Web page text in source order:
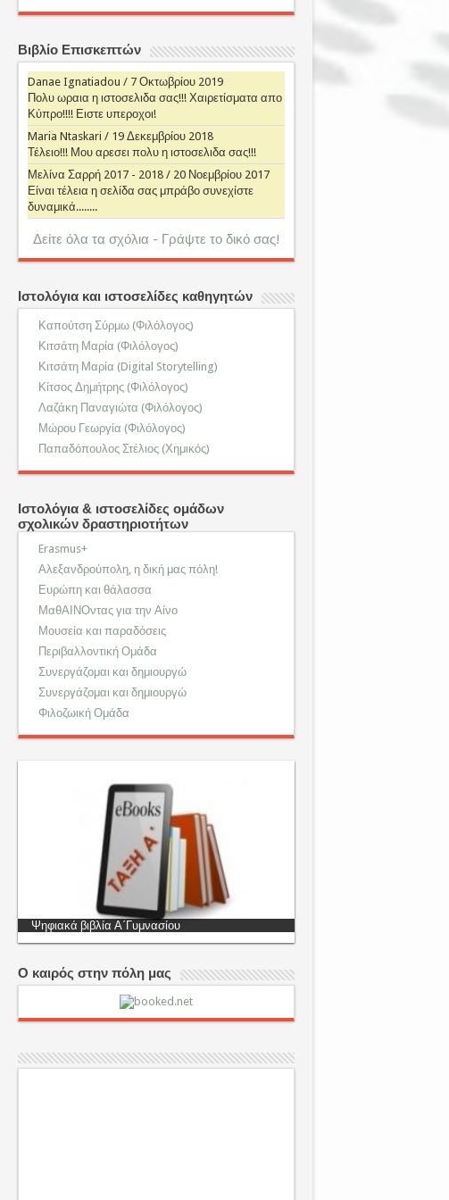
Βιβλίο Επισκεπτών
Danae Ignatiadou / 7 Οκτωβρίου 2019
Πολυ ωραια η ιστοσελιδα σας!!! Χαιρετίσματα απο
Κύπρο!!!! Ειστε υπεροχοι!
Maria Ntaskari / 19 Δεκεμβρίου 2018
Τέλειο!!! Μου αρεσει πολυ η ιστοσελιδα σας!!!
Μελίνα Σαρρή 2017 - 2018/ 20 Νοεμβρίου 2017
Είναι τέλεια η σελίδα σας μπράβο συνεχίστε
δυναμικά........
Δείτε όλα τα σχόλια - Γράψτε το δικό σας!
Ιστολόγια και ιστοσελίδες καθηγητών
Καπούτση Σύρμω (Φιλόλογος)
Κιτσάτη Μαρία (Φιλόλογος)
Κιτσάτη Μαρία (Digital Storytelling)
Κίτσος Δημήτρης (Φιλόλογος)
Λαζάκη Παναγιώτα (Φιλόλογος)
Μώρου Γεωργία (Φιλόλογος)
Παπαδόπουλος Στέλιος (Χημικός)
Ιστολόγια & ιστοσελίδες ομάδων
σχολικών δραστηριοτήτων
Erasmus+
Αλεξανδρούπολη, η δική μας πόλη!
Ευρώπη και θάλασσα
ΜαθΑΙΝΟντας για την Αίνο
Μουσεία και παραδόσεις
Περιβαλλοντική Ομάδα
Συνεργάζομαι και δημιουργώ
Συνεργάζομαι και δημιουργώ
Φιλοζωική Ομάδα
Ψηφιακά βιβλία Β΄Γυμνασίου
Ο καιρός στην πόλη μας